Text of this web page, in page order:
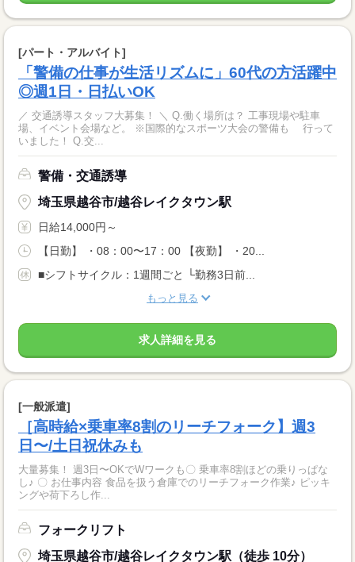
[パート・アルバイト]
「警備の仕事が生活リズムに」60代の方活躍中
◎週1日・日払いOK
／ 交通誘導スタッフ大募集！ ＼ Q.働く場所は？ 工事現場や駐車
場、イベント会場など。 ※国際的なスポーツ大会の警備も 行って
いました！ Q.交...
警備・交通誘導
埼玉県越谷市/越谷レイクタウン駅
日給14,000円～
【日勤】 ・08：00〜17：00 【夜勤】 ・20...
■シフトサイクル：1週間ごと └勤務3日前...
もっと見る
求人詳細を見る
[一般派遣]
［高時給×乗車率8割のリーチフォーク】週3
日〜/土日祝休みも
大量募集！ 週3日〜OKでWワークも〇 乗車率8割ほどの乗りっぱな
し♪ 〇 お仕事内容 食品を扱う倉庫でのリーチフォーク作業♪ ピッキ
ングや荷下ろし作...
フォークリフト
埼玉県越谷市/越谷レイクタウン駅（徒歩 10分）